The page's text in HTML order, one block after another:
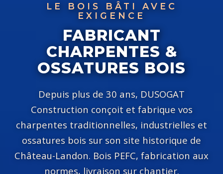
LE BOIS BÂTI AVEC
EXIGENCE
FABRICANT
CHARPENTES &
OSSATURES BOIS
Depuis plus de 30 ans, DUSOGAT
Construction conçoit et fabrique vos
charpentes traditionnelles, industrielles et
ossatures bois sur son site historique de
Château-Landon. Bois PEFC, fabrication aux
normes, livraison sur chantier.